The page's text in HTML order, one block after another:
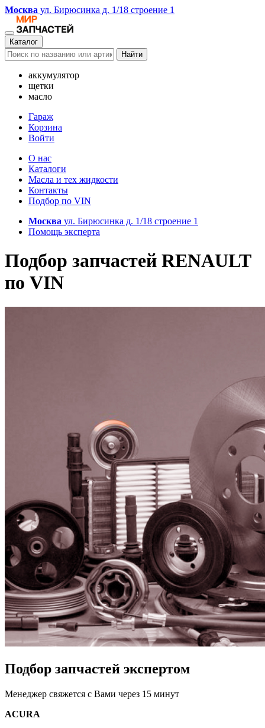
Москва ул. Бирюсинка д. 1/18 строение 1
Каталог
Найти
аккумулятор
щетки
масло
Гараж
Корзина
Войти
О нас
Каталоги
Масла и тех жидкости
Контакты
Подбор по VIN
Москва ул. Бирюсинка д. 1/18 строение 1
Помощь эксперта
Подбор запчастей RENAULT
по VIN
Подбор запчастей экспертом
Менеджер свяжется с Вами через 15 минут
ACURA